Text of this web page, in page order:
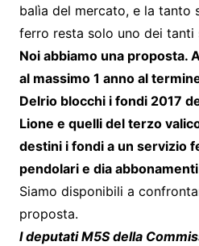
balìa del mercato, e la tanto
ferro resta solo uno dei tanti
Noi abbiamo una proposta.
al massimo 1 anno al
Delrio blocchi i fondi 2017
Lione e quelli del terzo
destini i fondi a un servizio
pendolari e dia
Siamo disponibili a
proposta.
I deputati M5S della